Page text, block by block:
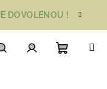
DOVOLENOU !